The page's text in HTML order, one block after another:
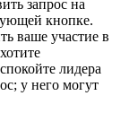
запрос на
кнопке.
ваше участие в
лидера
у него могут